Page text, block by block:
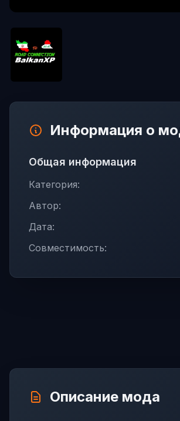
Информация о
Общая информация
Категория:
Автор:
Дата:
Совместимость:
Описание мода